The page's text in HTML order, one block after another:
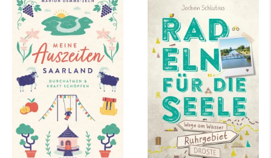
Marion Demme-Zech
Meine Auszeiten -
Saarland
mehr Infos …
Jochen Schlutius
Ruhrgebiet. Radeln
für die Seele. Wege
am Wasser
mehr Infos …